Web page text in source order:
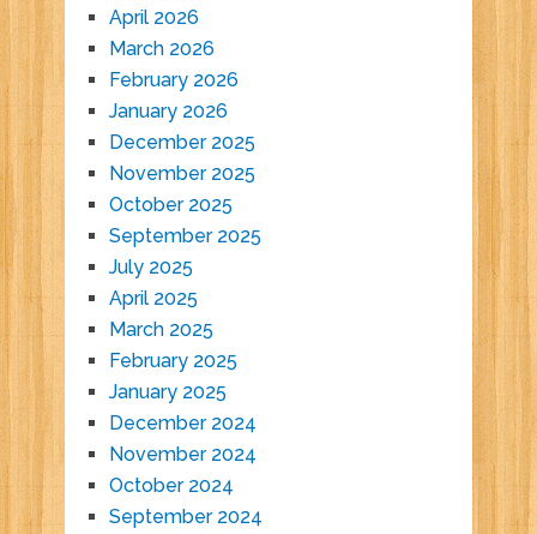
April 2026
March 2026
February 2026
January 2026
December 2025
November 2025
October 2025
September 2025
July 2025
April 2025
March 2025
February 2025
January 2025
December 2024
November 2024
October 2024
September 2024